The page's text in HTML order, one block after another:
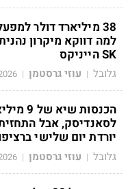
38 מיליארד דולר
למה דווקא מיקרון
SK הייניקס
גלובל | עוזי גרסטמן |
הכנסות
לסאנדיסק, אבל
יורדת יום שלישי ברציפות
גלובל | עוזי גרסטמן |